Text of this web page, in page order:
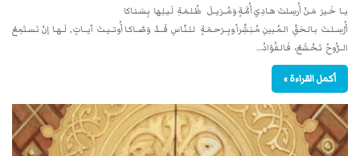
يــا خَـيرَ مَـنْ أُرسِـلتَ هـادِيَ أُمَّـةٍ وَمُــزيــلَ ظُـلـمَـةِ لَـيـلِـها بِـسَـنـاكا
أُرْسِــلـتَ بـالـحَقِّ الـمُـبينِ مُـبَـشِّراً وبِــرَحـمَـةٍ لـلـنّـاسِ قَـــدْ وَصّــاكـا أُوتــيـتَ آيـــاتٍ, لَــهـا إنْ نَـسـتَمِعْ
الــرُّوحُ تَـخْـشَعْ، فَـالـفُؤادُ…
أكمل القراءة »